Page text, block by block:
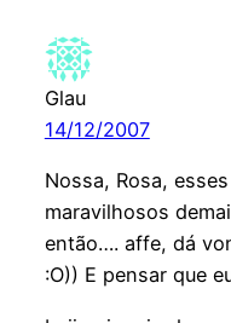
Glau
14/12/2007
Nossa, Rosa,
maravilhosos
então…. affe, dá
:O)) E pensar que